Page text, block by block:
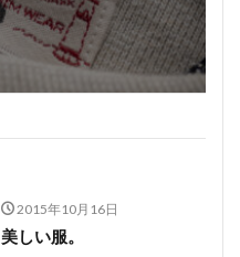
2015年10月16日
美しい服。